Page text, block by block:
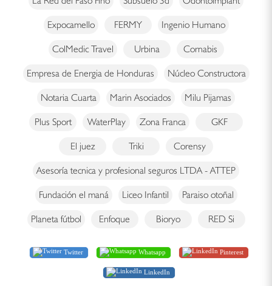
Expocamello FERMY Ingenio Humano
ColMedic Travel Urbina Cornabis
Empresa de Energia de Honduras Núcleo Constructora
Notaria Cuarta Marin Asociados Milu Pijamas
Plus Sport WaterPlay Zona Franca GKF
El juez Triki Corensy
Asesoría tecnica y profesional seguros LTDA - ATTEP
Fundación el maná Liceo Infantil Paraiso otoñal
Planeta fútbol Enfoque Bioryo RED Si
Twitter Whatsapp Pinterest
LinkedIn